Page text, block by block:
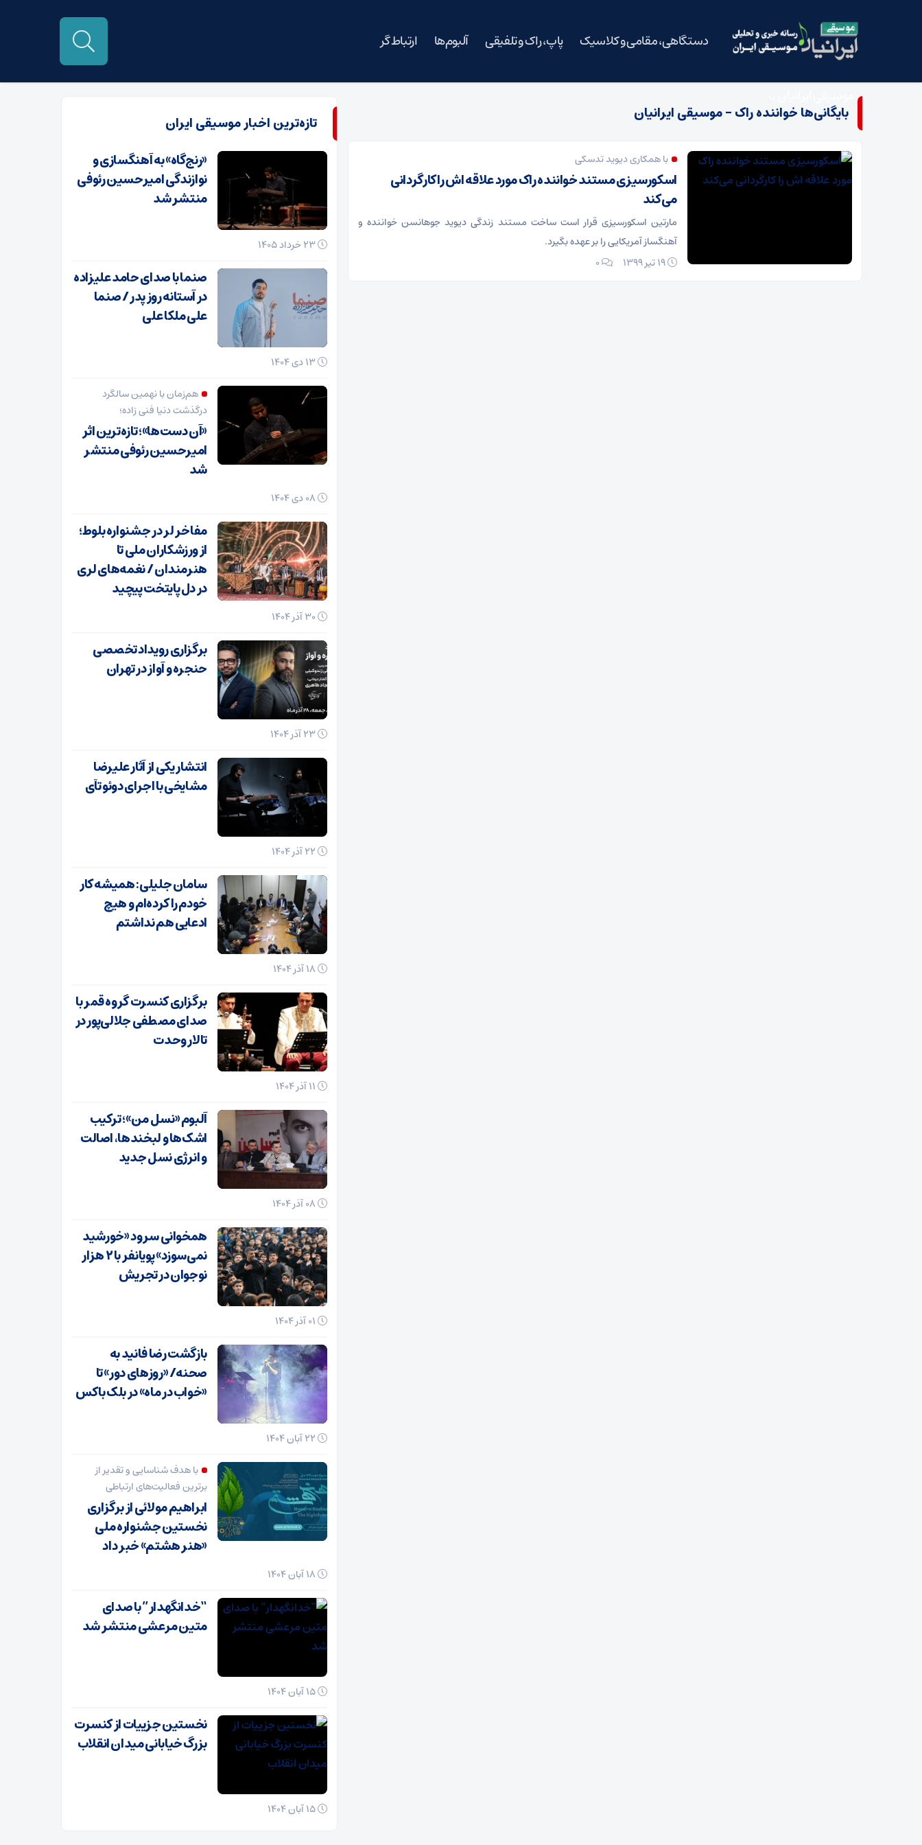
دستگاهی، مقامی و کلاسیک پاپ، راک و تلفیقی آلبوم‌ها ارتباط گر
بایگانی‌ها خواننده راک - موسیقی ایرانیان
با همکاری دیوید تدسکی
اسکورسیزی مستند خواننده راک مورد علاقه اش را کارگردانی
می‌کند
مارتین اسکورسیزی قرار است ساخت مستند زندگی دیوید جوهانسن خواننده و
آهنگساز آمریکایی را بر عهده بگیرد.
۰
تازه‌ترین اخبار موسیقی ایران
«رنج‌گاه» به آهنگسازی و
نوازندگی امیرحسین رئوفی
منتشر شد
صنما با صدای حامد علیزاده
در آستانه روز پدر / صنما
علی ملکا علی
هم‌زمان با نهمین سالگرد
درگذشت دنیا فنی زاده؛
«آن دست‌ها»؛ تازه‌ترین اثر
امیرحسین رئوفی منتشر
شد
مفاخر لر در جشنواره بلوط؛
از ورزشکاران ملی تا
هنرمندان / نغمه‌های لری
در دل پایتخت پیچید
برگزاری رویداد تخصصی
حنجره و آواز در تهران
انتشار یکی از آثار علیرضا
مشایخی با اجرای دوئو تآی
سامان جلیلی: همیشه کار
خودم را کرده‌ام و هیچ
ادعایی هم نداشتم
برگزاری کنسرت گروه قمر با
صدای مصطفی جلالی‌پور در
تالار وحدت
آلبوم «نسل من»؛ ترکیب
اشک‌ها و لبخندها، اصالت
و انرژی نسل جدید
همخوانی سرود «خورشید
نمی‌سوزد» پویانفر با ۲ هزار
نوجوان در تجریش
بازگشت رضا فانید به
صحنه/ «روزهای دور» تا
«خواب در ماه» در بلک باکس
با هدف شناسایی و تقدیر از
برترین فعالیت‌های ارتباطی
ابراهیم مولائی از برگزاری
نخستین جشنواره ملی
«هنر هشتم» خبر داد
“خدانگهدار” با صدای
متین مرعشی منتشر شد
نخستین جزییات از کنسرت
بزرگ خیابانی میدان انقلاب